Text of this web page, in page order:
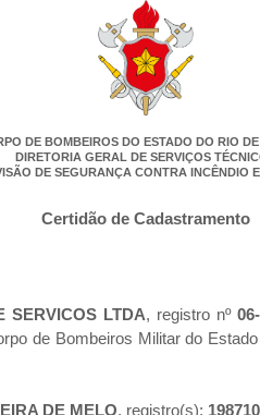
DE BOMBEIROS DO ESTADO DO RIO
DIRETORIA GERAL DE SERVIÇOS
DE SEGURANÇA CONTRA INCÊNDIO
Certidão de Cadastramento
SERVICOS LTDA, registro nº06-
de Bombeiros Militar do
DE MELO, registro(s):